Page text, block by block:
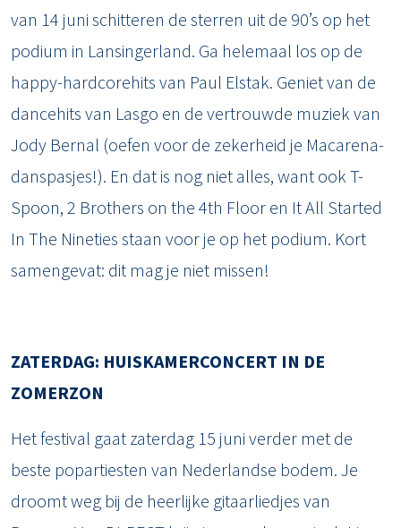
van 14 juni schitteren de sterren uit de 90’s op het
podium in Lansingerland. Ga helemaal los op de
happy-hardcorehits van Paul Elstak. Geniet van de
dancehits van Lasgo en de vertrouwde muziek van
Jody Bernal (oefen voor de zekerheid je Macarena-
danspasjes!). En dat is nog niet alles, want ook T-
Spoon, 2 Brothers on the 4th Floor en It All Started
In The Nineties staan voor je op het podium. Kort
samengevat: dit mag je niet missen!
ZATERDAG: HUISKAMERCONCERT IN DE
ZOMERZON
Het festival gaat zaterdag 15 juni verder met de
beste popartiesten van Nederlandse bodem. Je
droomt weg bij de heerlijke gitaarliedjes van